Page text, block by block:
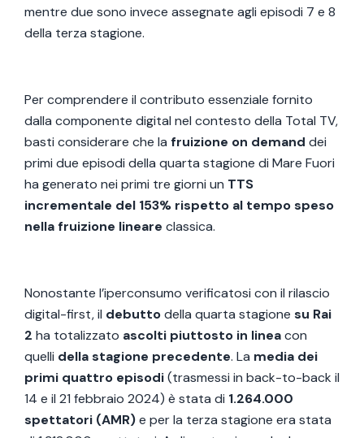
mentre due sono invece assegnate agli episodi 7 e 8
della terza stagione.
Per comprendere il contributo essenziale fornito
dalla componente digital nel contesto della Total TV,
basti considerare che la fruizione on demand dei
primi due episodi della quarta stagione di Mare Fuori
ha generato nei primi tre giorni un TTS
incrementale del 153% rispetto al tempo speso
nella fruizione lineare classica.
Nonostante l’iperconsumo verificatosi con il rilascio
digital-first, il debuttodella quarta stagione su Rai
2 ha totalizzato ascolti piuttosto in lineacon
quelli della stagione precedente. La media dei
primi quattro episodi(trasmessi in back-to-back il
14 e il 21 febbraio 2024) è stata di 1.264.000
spettatori (AMR)e per la terza stagione era stata